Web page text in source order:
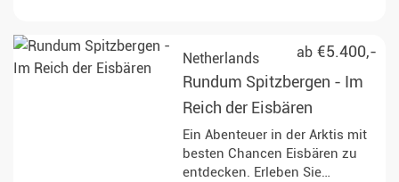
und die geologischen
Besonderheiten der Region zu
erfahren.
Halten Sie nach wilden Tieren
und vor allem dem König der
Arktis, dem Eisbären Ausschau!
ab €5.400,-
Netherlands
Rundum Spitzbergen - Im
Reich der Eisbären
Ein Abenteuer in der Arktis mit
besten Chancen Eisbären zu
entdecken. Erleben Sie